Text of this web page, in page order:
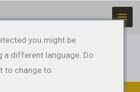
jeffreyrtk@gmail.com
you might be
a different language. Do
to change to: